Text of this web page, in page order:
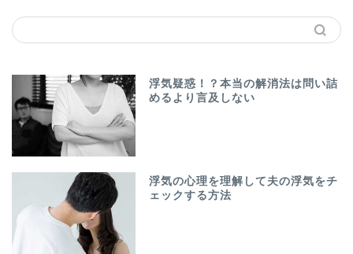
浮気疑惑！？本当の解消法は問い詰
めるより言及しない
浮気の心理を理解して夫の浮気をチ
ェックする方法